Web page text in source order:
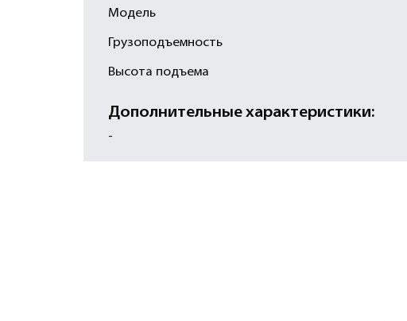
Модель
Грузоподъемность
Высота подъема
Дополнительные характеристики:
-